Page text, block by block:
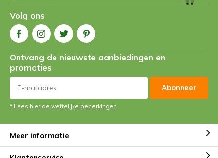
Volg ons
Ontvang de nieuwste aanbiedingen en
promoties
Abonneer
* Lees hier de wettelijke beperkingen
Meer informatie